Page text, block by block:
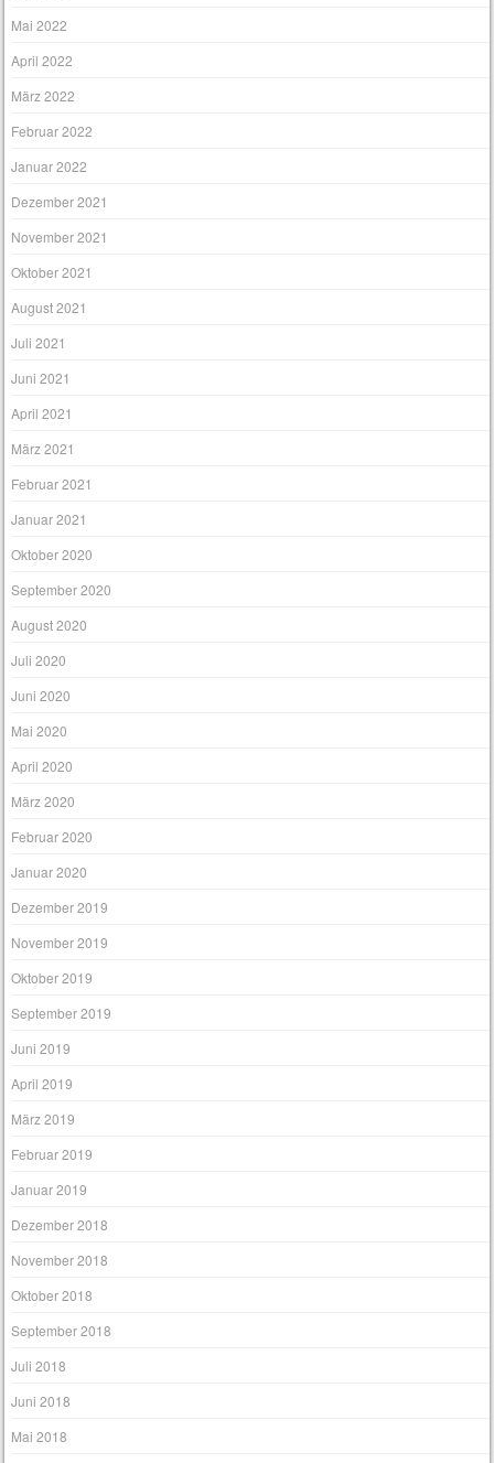
Mai 2022
April 2022
März 2022
Februar 2022
Januar 2022
Dezember 2021
November 2021
Oktober 2021
August 2021
Juli 2021
Juni 2021
April 2021
März 2021
Februar 2021
Januar 2021
Oktober 2020
September 2020
August 2020
Juli 2020
Juni 2020
Mai 2020
April 2020
März 2020
Februar 2020
Januar 2020
Dezember 2019
November 2019
Oktober 2019
September 2019
Juni 2019
April 2019
März 2019
Februar 2019
Januar 2019
Dezember 2018
November 2018
Oktober 2018
September 2018
Juli 2018
Juni 2018
Mai 2018